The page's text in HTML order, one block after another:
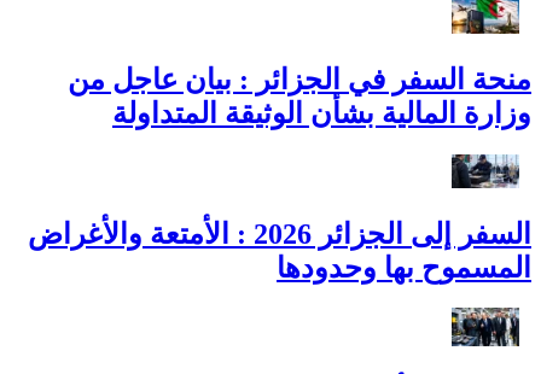
منحة السفر في الجزائر : بيان عاجل من
وزارة المالية بشأن الوثيقة المتداولة
السفر إلى الجزائر 2026 : الأمتعة والأغراض
المسموح بها وحدودها